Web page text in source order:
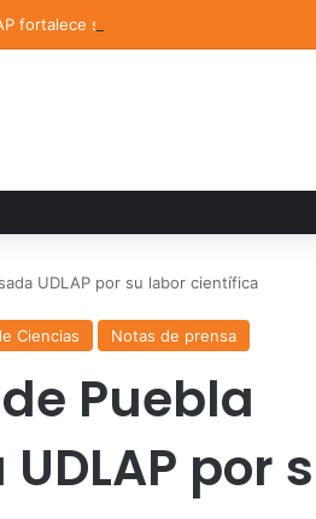
fortalece su acervo con nuevas obras
UDLAP por su labor científica
Ciencias Notas de prensa
Puebla
por